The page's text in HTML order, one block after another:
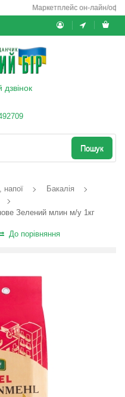
Маркетплейс он-лайн/офф-
Пошук
напої
Бакалія
Зелений млин м/у 1кг
До порівняння